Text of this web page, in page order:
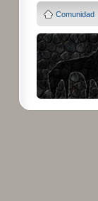
Comunidad